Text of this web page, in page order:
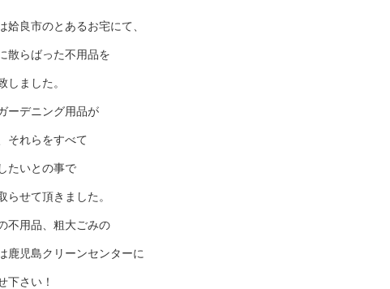
姶良市のとあるお宅にて、
散らばった不用品を
しました。
ーデニング用品が
それらをすべて
たいとの事で
らせて頂きました。
不用品、粗大ごみの
鹿児島クリーンセンターに
下さい！